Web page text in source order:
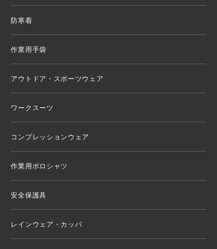
防寒着
作業用手袋
アウトドア・スポーツウェア
ワークスーツ
コンプレッションウェア
作業用ポロシャツ
安全保護具
レインウェア・カッパ